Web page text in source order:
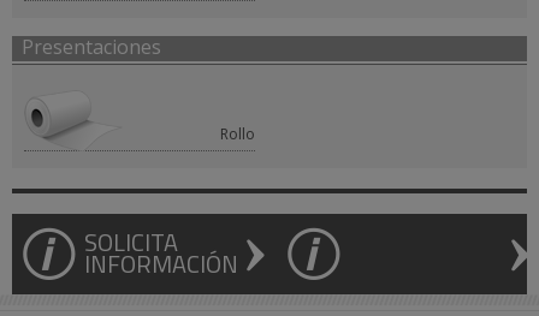
Presentaciones
Rollo
SOLICITA
INFORMACIÓN